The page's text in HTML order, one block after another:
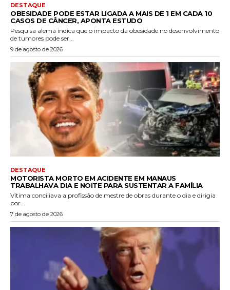
DESTAQUE
OBESIDADE PODE ESTAR LIGADA A MAIS DE 1 EM CADA 10
CASOS DE CÂNCER, APONTA ESTUDO
Pesquisa alemã indica que o impacto da obesidade no desenvolvimento
de tumores pode ser...
9 de agosto de 2026
DESTAQUE
MOTORISTA MORTO EM ACIDENTE EM MANAUS
TRABALHAVA DIA E NOITE PARA SUSTENTAR A FAMÍLIA
Vítima conciliava a profissão de mestre de obras durante o dia e dirigia
por...
7 de agosto de 2026